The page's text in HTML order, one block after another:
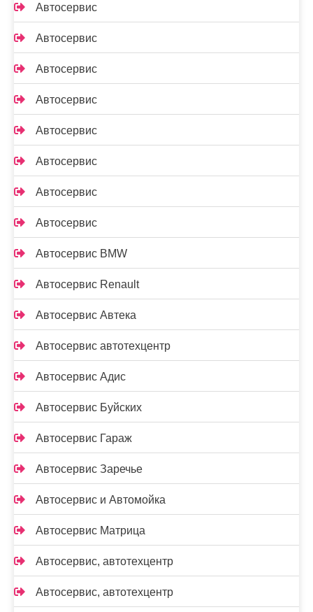
Автосервис
Автосервис
Автосервис
Автосервис
Автосервис
Автосервис
Автосервис
Автосервис
Автосервис BMW
Автосервис Renault
Автосервис Автека
Автосервис автотехцентр
Автосервис Адис
Автосервис Буйских
Автосервис Гараж
Автосервис Заречье
Автосервис и Автомойка
Автосервис Матрица
Автосервис, автотехцентр
Автосервис, автотехцентр